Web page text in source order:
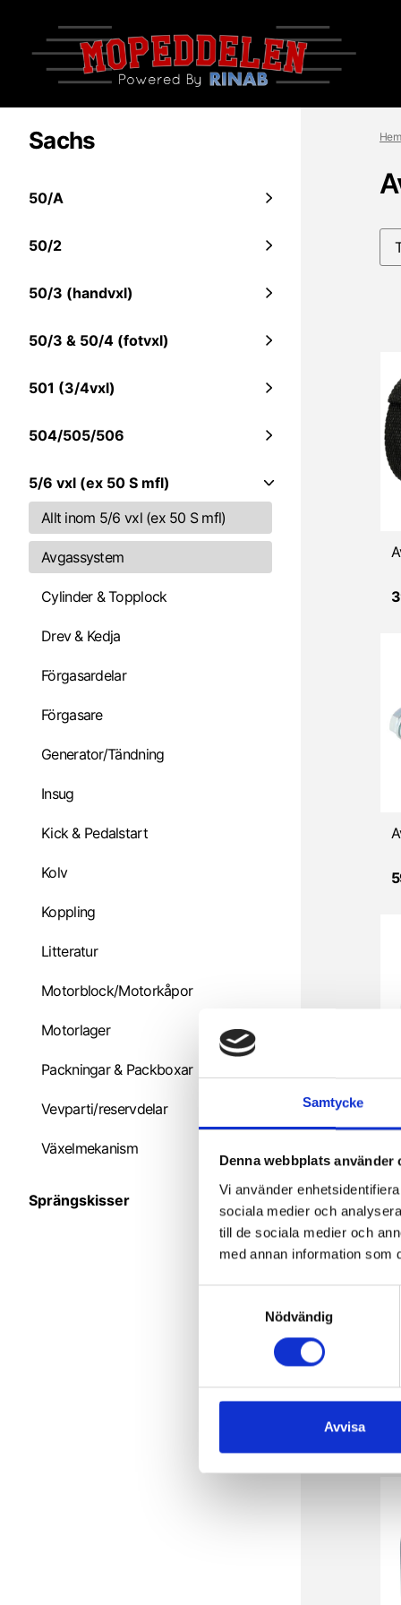
Samtycke
Denna webbplats använder
Vi använder
sociala medier och
till de sociala medier och
med annan information som
s
Nödvändig
Avvisa
Sachs
50/A
50/2
50/3 (handvxl)
50/3 & 50/4 (fotvxl)
501 (3/4vxl)
504/505/506
5/6 vxl (ex 50 S mfl)
Allt inom 5/6 vxl (ex 50 S mfl)
Avgassystem
Cylinder & Topplock
Drev & Kedja
Förgasardelar
Förgasare
Generator/Tändning
Insug
Kick & Pedalstart
Kolv
Koppling
Litteratur
Motorblock/Motorkåpor
Motorlager
Packningar & Packboxar
Vevparti/reservdelar
Växelmekanism
Sprängskisser
Hem